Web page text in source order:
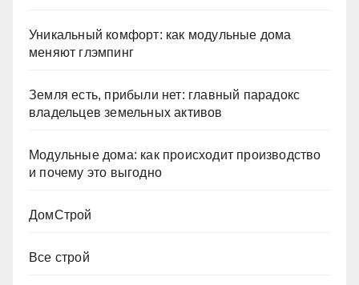
Уникальный комфорт: как модульные дома
меняют глэмпинг
Земля есть, прибыли нет: главный парадокс
владельцев земельных активов
Модульные дома: как происходит производство
и почему это выгодно
ДомСтрой
Все строй